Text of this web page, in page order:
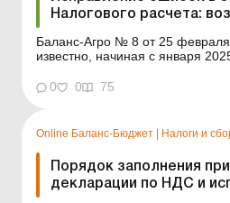
Налогового расчета:
Баланс-Агро № 8 от 25 февраля
известно, начиная с января
дохода, начисленного
налогоплательщиков –
начисленного единого взн...
0 0 75
Online Баланс-Бюджет Налоги и
Порядок заполнения
декларации по НДС и